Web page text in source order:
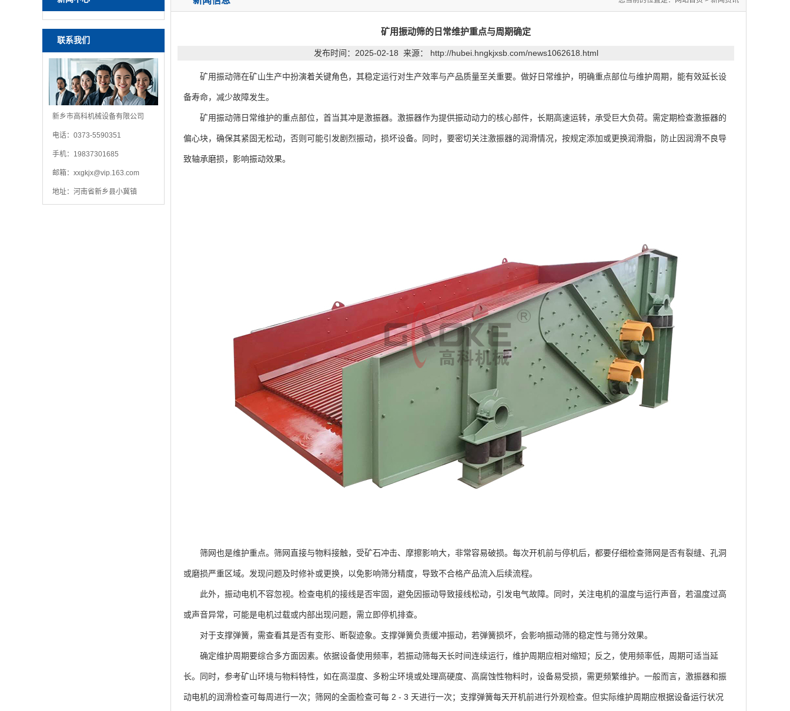
联系我们
新乡市高科机械设备有限公司
电话：0373-5590351
手机：19837301685
邮箱： xxgkjx@vip.163.com
地址：河南省新乡县小冀镇
矿用振动筛的日常维护重点与周期确定
发布时间：2025-02-18 来源： http://hubei.hngkjxsb.com/news1062618.html
矿用振动筛在矿山生产中扮演着关键角色，其稳定运行对生产效率与产品质量至关重要。做好日常维护，明确重点部位与维护周期，能有效延长设
备寿命，减少故障发生。
矿用振动筛日常维护的重点部位，首当其冲是激振器。激振器作为提供振动动力的核心部件，长期高速运转，承受巨大负荷。需定期检查激振器的
偏心块，确保其紧固无松动，否则可能引发剧烈振动，损坏设备。同时，要密切关注激振器的润滑情况，按规定添加或更换润滑脂，防止因润滑不良导
致轴承磨损，影响振动效果。
筛网也是维护重点。筛网直接与物料接触，受矿石冲击、摩擦影响大，非常容易破损。每次开机前与停机后，都要仔细检查筛网是否有裂缝、孔洞
或磨损严重区域。发现问题及时修补或更换，以免影响筛分精度，导致不合格产品流入后续流程。
此外，振动电机不容忽视。检查电机的接线是否牢固，避免因振动导致接线松动，引发电气故障。同时，关注电机的温度与运行声音，若温度过高
或声音异常，可能是电机过载或内部出现问题，需立即停机排查。
对于支撑弹簧，需查看其是否有变形、断裂迹象。支撑弹簧负责缓冲振动，若弹簧损坏，会影响振动筛的稳定性与筛分效果。
确定维护周期要综合多方面因素。依据设备使用频率，若振动筛每天长时间连续运行，维护周期应相对缩短；反之，使用频率低，周期可适当延
长。同时，参考矿山环境与物料特性，如在高湿度、多粉尘环境或处理高硬度、高腐蚀性物料时，设备易受损，需更频繁维护。一般而言，激振器和振
动电机的润滑检查可每周进行一次；筛网的全面检查可每 2 - 3 天进行一次；支撑弹簧每天开机前进行外观检查。但实际维护周期应根据设备运行状况